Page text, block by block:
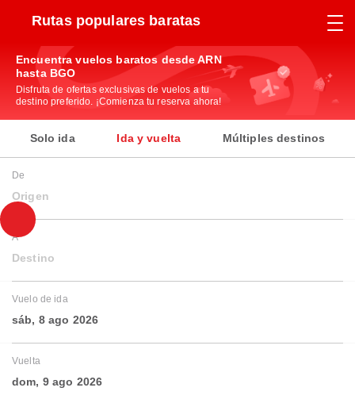
Rutas populares baratas
Encuentra vuelos baratos desde ARN
hasta BGO
Disfruta de ofertas exclusivas de vuelos a tu
destino preferido. ¡Comienza tu reserva ahora!
Solo ida Ida y vuelta Múltiples destinos
De
Origen
A
Destino
Vuelo de ida
sáb, 8 ago 2026
Vuelta
dom, 9 ago 2026